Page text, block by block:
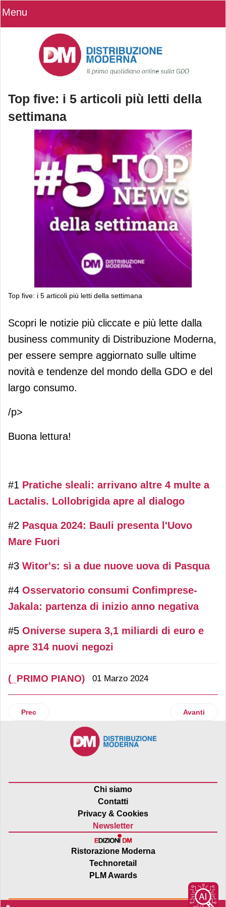
Menu
Top five: i 5 articoli più letti della
settimana
Top five: i 5 articoli più letti della settimana
Top five: i 5 articoli più letti della
settimana
Scopri le notizie più cliccate e più lette dalla
business community di Distribuzione Moderna,
per essere sempre aggiornato sulle ultime
novità e tendenze del mondo della GDO e del
largo consumo.
/p>
Buona lettura!
#1 Pratiche sleali: arrivano altre 4 multe a
Lactalis. Lollobrigida apre al dialogo
#2 Pasqua 2024: Bauli presenta l'Uovo
Mare Fuori
#3 Witor's: sì a due nuove uova di Pasqua
#4 Osservatorio consumi Confimprese-
Jakala: partenza di inizio anno negativa
#5 Oniverse supera 3,1 miliardi di euro e
apre 314 nuovi negozi
(_PRIMO PIANO) 01 Marzo 2024
Articolo precedente: Dop economy: cosa cambia con il
Prec Articolo
Avanti
Chi siamo
Contatti
Privacy & Cookies
Newsletter
Ristorazione Moderna
Technoretail
PLM Awards